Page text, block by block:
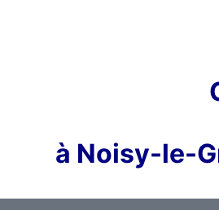
à Noisy-le-